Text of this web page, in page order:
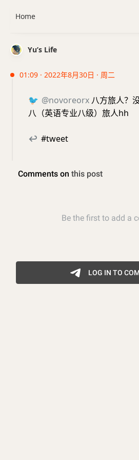
Yu’s Life
01:09 · 2022年8月30日 · 周二
🐦 @novoreorx 八方旅人？
八（英语专业八级）旅人hh
↩ #tweet
Home